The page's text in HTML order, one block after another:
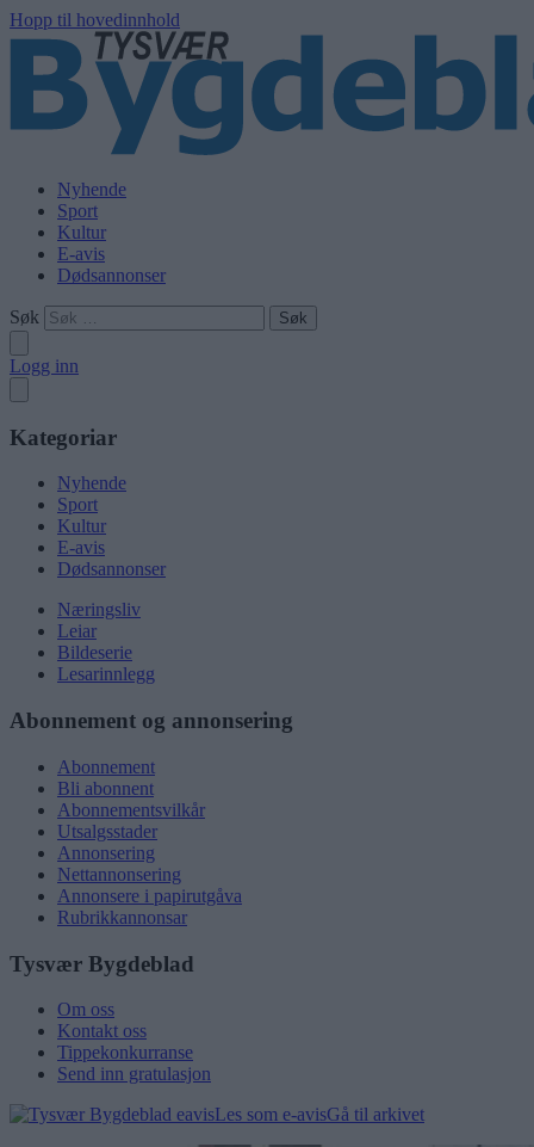
Hopp til hovedinnhold
Nyhende
Sport
Kultur
E-avis
Dødsannonser
Søk
Logg inn
Kategoriar
Nyhende
Sport
Kultur
E-avis
Dødsannonser
Næringsliv
Leiar
Bildeserie
Lesarinnlegg
Abonnement og annonsering
Abonnement
Bli abonnent
Abonnementsvilkår
Utsalgsstader
Annonsering
Nettannonsering
Annonsere i papirutgåva
Rubrikkannonsar
Tysvær Bygdeblad
Om oss
Kontakt oss
Tippekonkurranse
Send inn gratulasjon
Les som e-avisGå til arkivet